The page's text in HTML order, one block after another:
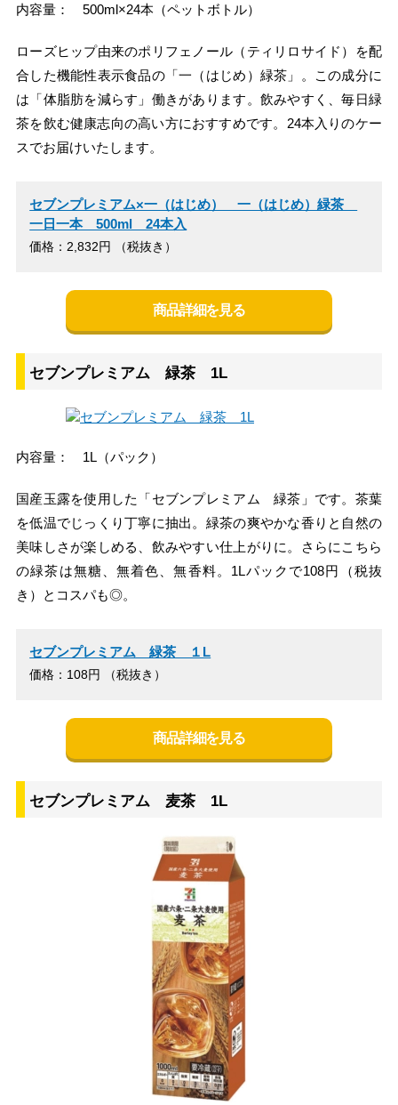
内容量： 500ml×24本（ペットボトル）
ローズヒップ由来のポリフェノール（ティリロサイド）を配
合した機能性表示食品の「一（はじめ）緑茶」。この成分に
は「体脂肪を減らす」働きがあります。飲みやすく、毎日緑
茶を飲む健康志向の高い方におすすめです。24本入りのケー
スでお届けいたします。
セブンプレミアム×一（はじめ） 一（はじめ）緑茶
一日一本 500ml 24本入
価格：2,832円 （税抜き）
商品詳細を見る
セブンプレミアム 緑茶 1L
内容量： 1L（パック）
国産玉露を使用した「セブンプレミアム 緑茶」です。茶葉
を低温でじっくり丁寧に抽出。緑茶の爽やかな香りと自然の
美味しさが楽しめる、飲みやすい仕上がりに。さらにこちら
の緑茶は無糖、無着色、無香料。1Lパックで108円（税抜
き）とコスパも◎。
セブンプレミアム 緑茶 １L
価格：108円 （税抜き）
商品詳細を見る
セブンプレミアム 麦茶 1L